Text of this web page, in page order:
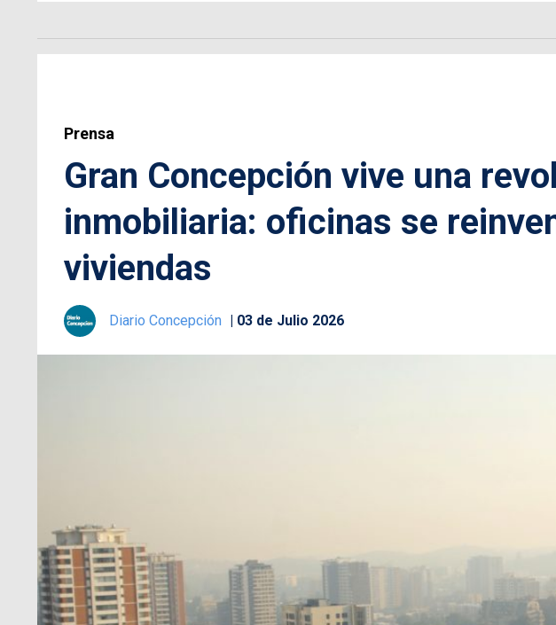
Prensa
Gran Concepción vive una
inmobiliaria: oficinas se
viviendas
Diario Concepción 03 de Julio 2026